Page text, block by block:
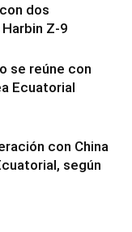
dos
Z-9
se reúne con
Ecuatorial
con China
según